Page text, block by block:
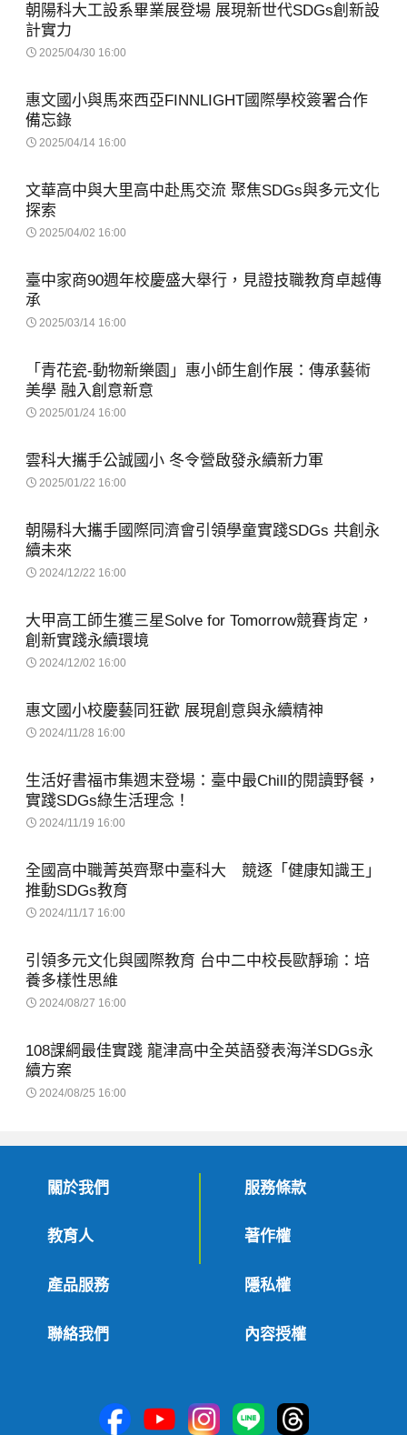
朝陽科大工設系畢業展登場 展現新世代SDGs創新設
計實力
2025/04/30 16:00
惠文國小與馬來西亞FINNLIGHT國際學校簽署合作
備忘錄
2025/04/14 16:00
文華高中與大里高中赴馬交流 聚焦SDGs與多元文化
探索
2025/04/02 16:00
臺中家商90週年校慶盛大舉行，見證技職教育卓越傳
承
2025/03/14 16:00
「青花瓷-動物新樂園」惠小師生創作展：傳承藝術
美學 融入創意新意
2025/01/24 16:00
雲科大攜手公誠國小 冬令營啟發永續新力軍
2025/01/22 16:00
朝陽科大攜手國際同濟會引領學童實踐SDGs 共創永
續未來
2024/12/22 16:00
大甲高工師生獲三星Solve for Tomorrow競賽肯定，
創新實踐永續環境
2024/12/02 16:00
惠文國小校慶藝同狂歡 展現創意與永續精神
2024/11/28 16:00
生活好書福市集週末登場：臺中最Chill的閱讀野餐，
實踐SDGs綠生活理念！
2024/11/19 16:00
全國高中職菁英齊聚中臺科大 競逐「健康知識王」
推動SDGs教育
2024/11/17 16:00
引領多元文化與國際教育 台中二中校長歐靜瑜：培
養多樣性思維
2024/08/27 16:00
108課綱最佳實踐 龍津高中全英語發表海洋SDGs永
續方案
2024/08/25 16:00
關於我們
教育人
產品服務
聯絡我們
服務條款
著作權
隱私權
內容授權